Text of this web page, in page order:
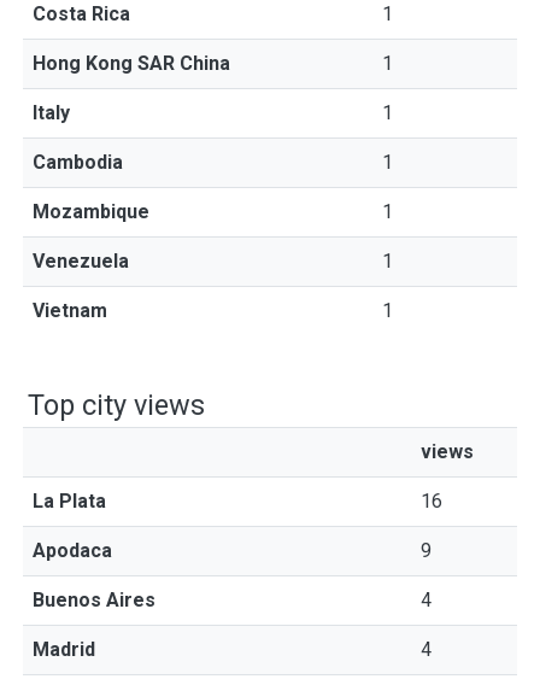
Costa Rica 1
Hong Kong SAR China 1
Italy 1
Cambodia 1
Mozambique 1
Venezuela 1
Vietnam 1
Top city views
views
La Plata 16
Apodaca 9
Buenos Aires 4
Madrid 4